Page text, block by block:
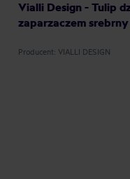
Vialli Design - Tulip
zaparzaczem
Producent: VIALLI DESIGN